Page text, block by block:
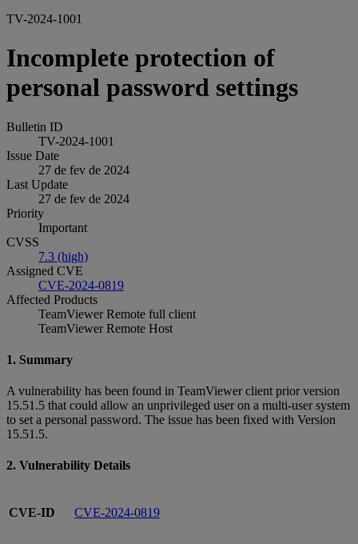
TV-2024-1001
Incomplete protection of
personal password settings
Bulletin ID
TV-2024-1001
Issue Date
27 de fev de 2024
Last Update
27 de fev de 2024
Priority
Important
CVSS
7.3 (high)
Assigned CVE
CVE-2024-0819
Affected Products
TeamViewer Remote full client
TeamViewer Remote Host
1. Summary
A vulnerability has been found in TeamViewer client prior version
15.51.5 that could allow an unprivileged user on a multi-user system
to set a personal password. The issue has been fixed with Version
15.51.5.
2. Vulnerability Details
CVE-ID CVE-2024-0819